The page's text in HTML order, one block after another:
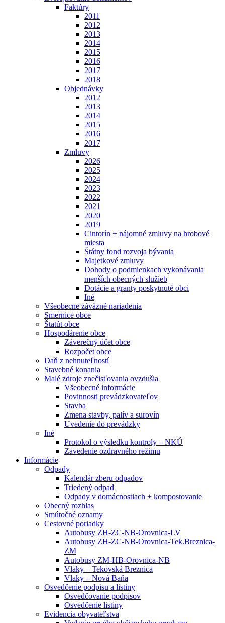
Faktúry
2011
2012
2013
2014
2015
2016
2017
2018
Objednávky
2012
2013
2014
2015
2016
2017
Zmluvy
2026
2025
2024
2023
2022
2021
2020
2019
Cintorín + nájomné zmluvy na hrobové
miesta
Štátny fond rozvoja bývania
Majetkové zmluvy
Dohody o podmienkach vykonávania
menších obecných služieb
Dotácie a granty poskytnuté obci
Iné
Všeobecne záväzné nariadenia
Smernice obce
Štatút obce
Hospodárenie obce
Záverečný účet obce
Rozpočet obce
Daň z nehnuteľností
Stavebné konania
Malé zdroje znečisťovania ovzdušia
Všeobecné informácie
Povinnosti prevádzkovateľov
Stavba
Zmena stavby, palív a surovín
Uvedenie do prevádzky
Iné
Protokol o výsledku kontroly – NKÚ
Zavedenie ozdravného režimu
Informácie
Odpady
Kalendár zberu odpadov
Triedený odpad
Odpady v domácnostiach + kompostovanie
Obecný rozhlas
Smútočné oznamy
Cestovné poriadky
Autobusy ZH-ZC-NB-Orovnica-LV
Autobusy ZH-ZC-NB-Orovnica-Tek.Breznica-
ZM
Autobusy ZM-HB-Orovnica-NB
Vlaky – Tekovská Breznica
Vlaky – Nová Baňa
Osvedčenie podpisu a listiny
Osvedčovanie podpisov
Osvedčenie listiny
Evidencia obyvateľstva